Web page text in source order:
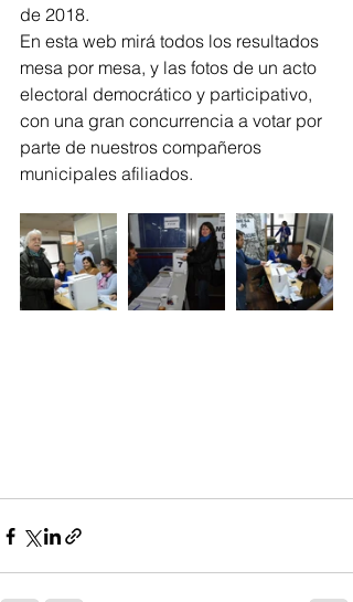
de 2018.
En esta web mirá todos los resultados
mesa por mesa, y las fotos de un acto
electoral democrático y participativo,
con una gran concurrencia a votar por
parte de nuestros compañeros
municipales afiliados.